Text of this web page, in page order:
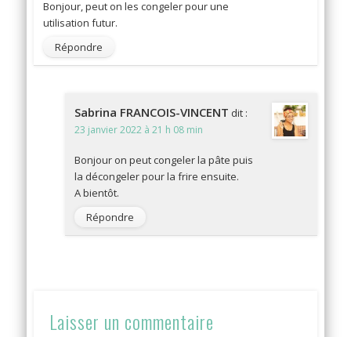
Bonjour, peut on les congeler pour une
utilisation futur.
Répondre
Sabrina FRANCOIS-VINCENT dit :
23 janvier 2022 à 21 h 08 min
Bonjour on peut congeler la pâte puis
la décongeler pour la frire ensuite.
A bientôt.
Répondre
Laisser un commentaire